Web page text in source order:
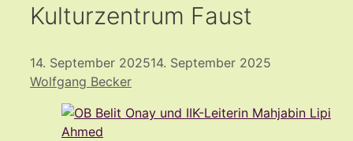
Kulturzentrum Faust
14. September 202514. September 2025
Wolfgang Becker